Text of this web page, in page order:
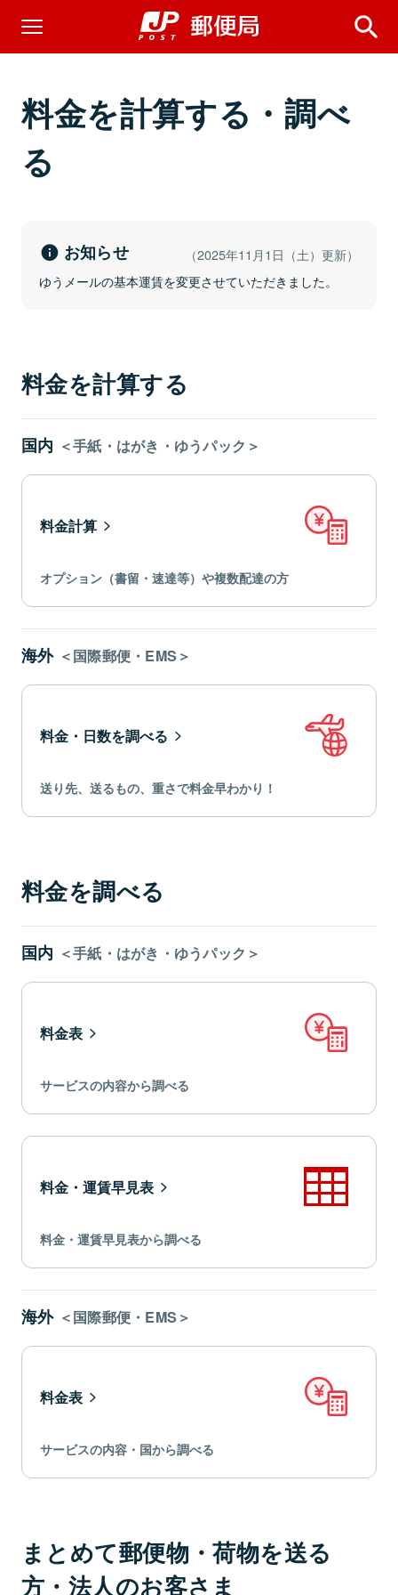
料金を計算する・調べ
る
お知らせ
（2025年11月1日（土）更新）
ゆうメールの基本運賃を変更させていただきました。
料金を計算する
国内 ＜手紙・はがき・ゆうパック＞
料金計算
オプション（書留・速達等）や複数配達の方
海外 ＜国際郵便・EMS＞
料金・日数を調べる
送り先、送るもの、重さで料金早わかり！
料金を調べる
国内 ＜手紙・はがき・ゆうパック＞
料金表
サービスの内容から調べる
料金・運賃早見表
料金・運賃早見表から調べる
海外 ＜国際郵便・EMS＞
料金表
サービスの内容・国から調べる
まとめて郵便物・荷物を送る
方・法人のお客さま